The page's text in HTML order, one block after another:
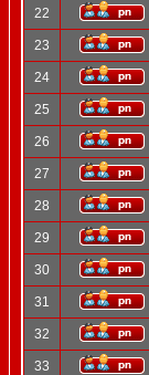
22
23
24
25
26
27
28
29
30
31
32
33